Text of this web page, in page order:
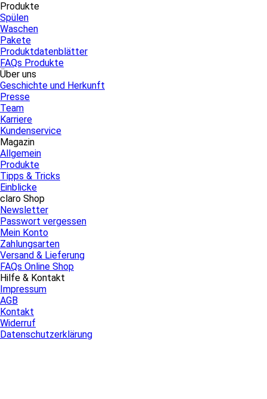
Produkte
Spülen
Waschen
Pakete
Produktdatenblätter
FAQs Produkte
Über uns
Geschichte und Herkunft
Presse
Team
Karriere
Kundenservice
Magazin
Allgemein
Produkte
Tipps & Tricks
Einblicke
claro Shop
Newsletter
Passwort vergessen
Mein Konto
Zahlungsarten
Versand & Lieferung
FAQs Online Shop
Hilfe & Kontakt
Impressum
AGB
Kontakt
Widerruf
Datenschutzerklärung